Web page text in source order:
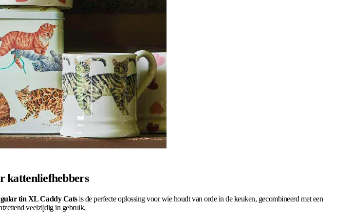
kattenliefhebbers
tin XL Caddy Catsis de perfecte oplossing voor wie houdt van orde in de keuken, gecombineerd met een
veelzijdig in gebruik.